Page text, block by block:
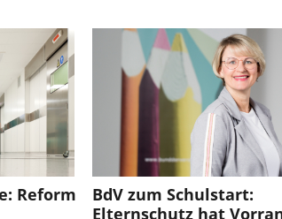
Reform
BdV zum Schulstart:
Elternschutz hat